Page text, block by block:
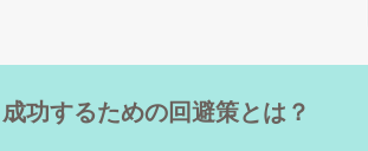
功するための回避策とは？